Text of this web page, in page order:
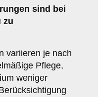
sind bei
zu
variieren je nach
Pflege,
weniger